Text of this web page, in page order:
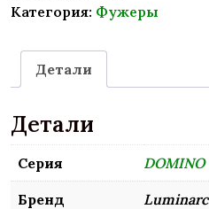
Категория: Фужеры
Детали
Детали
Серия DOMINO
Бренд Luminarc